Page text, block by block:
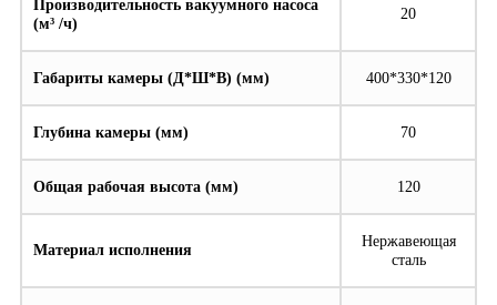
Производительность вакуумного насоса
(м³ /ч)
20
Габариты камеры (Д*Ш*В) (мм) 400*330*120
Глубина камеры (мм) 70
Общая рабочая высота (мм) 120
Материал исполнения
Нержавеющая
сталь